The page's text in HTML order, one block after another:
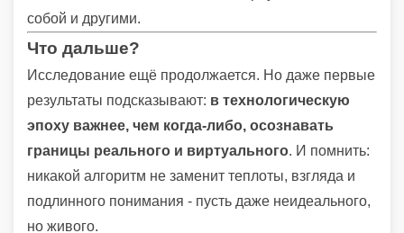
собой и другими.
Что дальше?
Исследование ещё продолжается. Но даже первые
результаты подсказывают: в технологическую
эпоху важнее, чем когда-либо, осознавать
границы реального и виртуального. И помнить:
никакой алгоритм не заменит теплоты, взгляда и
подлинного понимания - пусть даже неидеального,
но живого.